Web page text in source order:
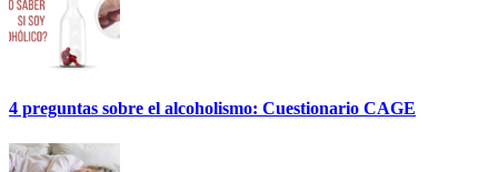
4 preguntas sobre el alcoholismo: Cuestionario CAGE